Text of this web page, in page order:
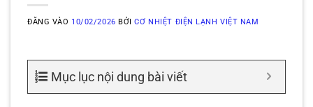
ĐĂNG VÀO 10/02/2026 BỞICƠ NHIỆT ĐIỆN LẠNH VIỆT NAM
Mục lục nội dung bài viết